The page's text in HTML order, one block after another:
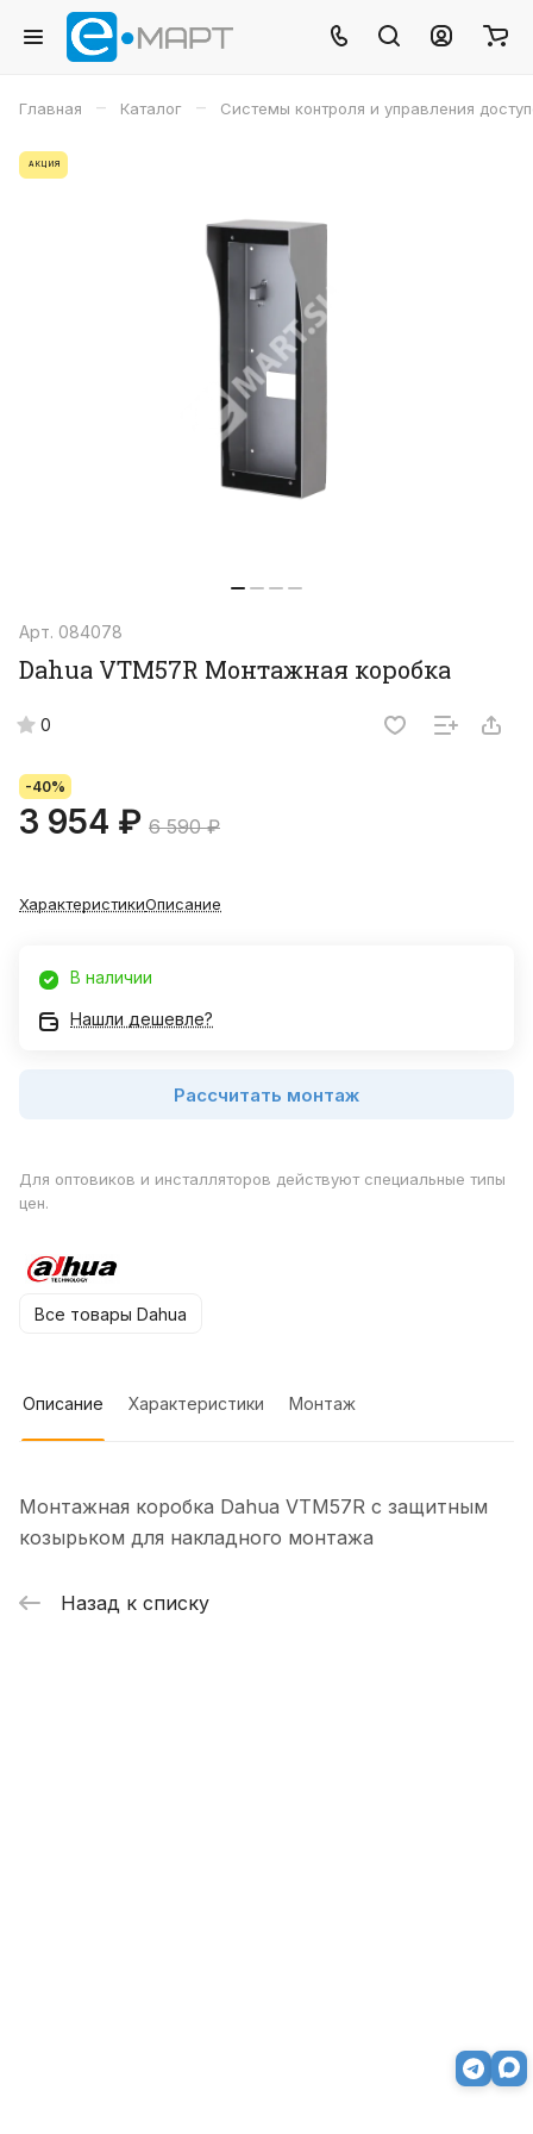
Главная – Каталог – Системы контроля и управления
АКЦИЯ
Арт. 084078
Dahua VTM57R Монтажная коробка
0
-40%
3 954 ₽ 6 590 ₽
ХарактеристикиОписание
В наличии
Нашли дешевле?
Рассчитать монтаж
Для оптовиков и инсталляторов действуют специальные типы
цен.
Все товары Dahua
Описание Характеристики Монтаж
Монтажная коробка Dahua VTM57R c защитным
козырьком для накладного монтажа
Назад к списку